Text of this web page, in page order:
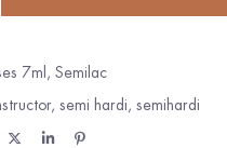
7ml , Semilac
, semi hardi, semihardi